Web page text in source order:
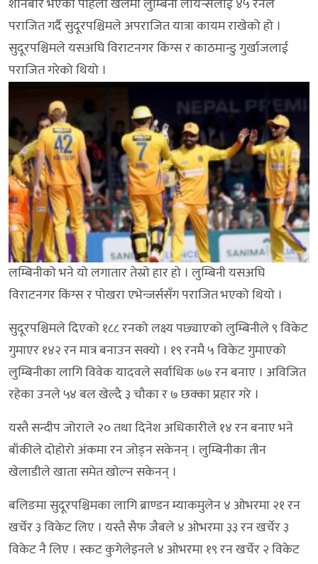
पराजित गर्दै सुदूरपश्चिमले अपराजित यात्रा कायम राखेको हो ।
सुदूरपश्चिमले यसअघि विराटनगर किंग्स र काठमान्डु गुर्खाजलाई
पराजित गरेको थियो ।
लम्बिनीको भने यो लगातार तेस्रो हार हो । लुम्बिनी यसअघि
विराटनगर किंग्स र पोखरा एभेन्जर्ससँग पराजित भएको थियो ।
सुदूरपश्चिमले दिएको १८८ रनको लक्ष्य पछ्याएको लुम्बिनीले ९ विकेट
गुमाएर १४२ रन मात्र बनाउन सक्यो । १९ रनमै ५ विकेट गुमाएको
लुम्बिनीका लागि विवेक यादवले सर्वाधिक ७७ रन बनाए । अविजित
रहेका उनले ५४ बल खेल्दै ३ चौका र ७ छक्का प्रहार गरे ।
यस्तै सन्दीप जोराले २० तथा दिनेश अधिकारीले १४ रन बनाए भने
बाँकीले दोहोरो अंकमा रन जोड्न सकेनन् । लुम्बिनीका तीन
खेलाडीले खाता समेत खोल्न सकेनन् ।
बलिङमा सुदूरपश्चिमका लागि ब्राण्डन म्याकमुलेन ४ ओभरमा २१ रन
खर्चेर ३ विकेट लिए । यस्तै सैफ जैबले ४ ओभरमा ३३ रन खर्चेर ३
विकेट नै लिए । स्कट कुगेलेइनले ४ ओभरमा १९ रन खर्चेर २ विकेट